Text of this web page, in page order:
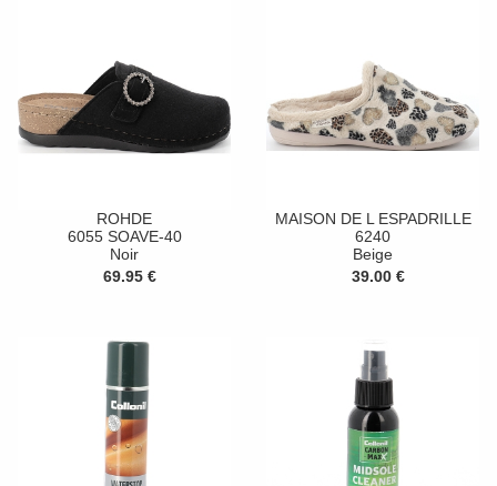
ROHDE
6055 SOAVE-40
Noir
69.95 €
MAISON DE L ESPADRILLE
6240
Beige
39.00 €